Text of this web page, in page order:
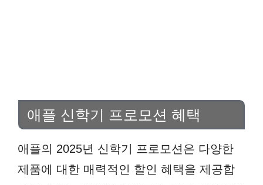
애플 신학기 프로모션 혜택
애플의 2025년 신학기 프로모션은 다양한
제품에 대한 매력적인 할인 혜택을 제공합